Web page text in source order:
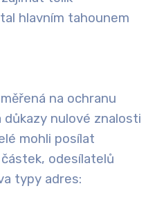
hlavním tahounem
na ochranu
nulové znalosti
mohli posílat
odesílatelů
typy adres: